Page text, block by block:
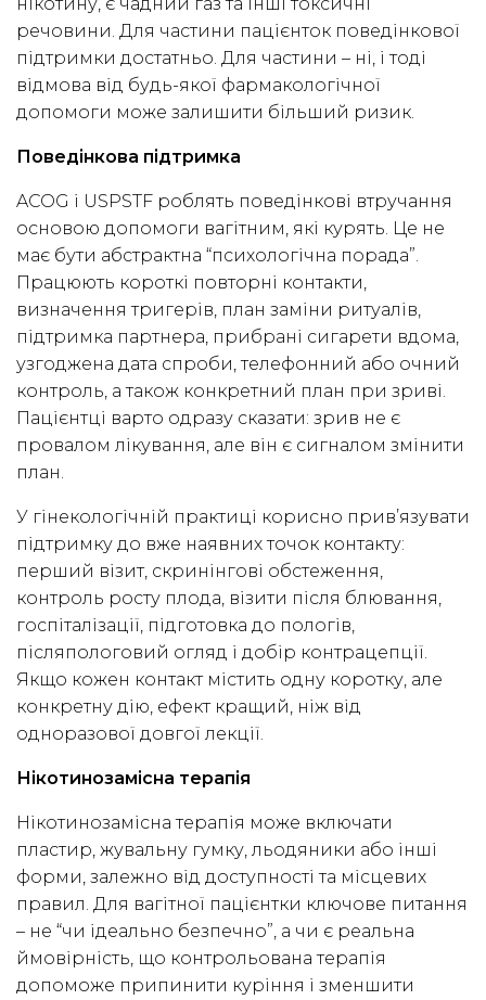
речовини. Для частини пацієнток поведінкової
підтримки достатньо. Для частини – ні, і тоді
відмова від будь-якої фармакологічної
допомоги може залишити більший ризик.
Поведінкова підтримка
ACOG і USPSTF роблять поведінкові втручання
основою допомоги вагітним, які курять. Це не
має бути абстрактна “психологічна порада”.
Працюють короткі повторні контакти,
визначення тригерів, план заміни ритуалів,
підтримка партнера, прибрані сигарети вдома,
узгоджена дата спроби, телефонний або очний
контроль, а також конкретний план при зриві.
Пацієнтці варто одразу сказати: зрив не є
провалом лікування, але він є сигналом змінити
план.
У гінекологічній практиці корисно прив’язувати
підтримку до вже наявних точок контакту:
перший візит, скринінгові обстеження,
контроль росту плода, візити після блювання,
госпіталізації, підготовка до пологів,
післяпологовий огляд і добір контрацепції.
Якщо кожен контакт містить одну коротку, але
конкретну дію, ефект кращий, ніж від
одноразової довгої лекції.
Нікотинозамісна терапія
Нікотинозамісна терапія може включати
пластир, жувальну гумку, льодяники або інші
форми, залежно від доступності та місцевих
правил. Для вагітної пацієнтки ключове питання
– не “чи ідеально безпечно”, а чи є реальна
ймовірність, що контрольована терапія
допоможе припинити куріння і зменшити